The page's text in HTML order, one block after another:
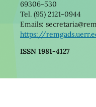
69306-530
Tel. (95) 2121-0944
Emails:
https://
ISSN 1981-4127